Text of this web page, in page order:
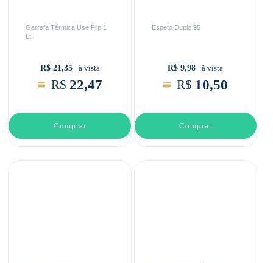
Garrafa Térmica Use Flip 1
Lt
R$ 21,35 à vista
R$ 22,47
Comprar
Espeto Duplo 95
R$ 9,98 à vista
R$ 10,50
Comprar